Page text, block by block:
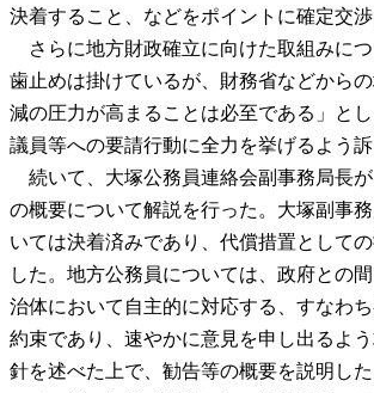
決着すること、などをポイントに確定交渉
さらに地方財政確立に向けた取組みに
歯止めは掛けているが、財務省などから
減の圧力が高まることは必至である」と
議員等への要請行動に全力を挙げるよう訴
続いて、大塚公務員連絡会副事務局長
の概要について解説を行った。大塚副事
いては決着済みであり、代償措置として
した。地方公務員については、政府との
治体において自主的に対応する、すなわ
約束であり、速やかに意見を申し出るよ
針を述べた上で、勧告等の概要を説明した